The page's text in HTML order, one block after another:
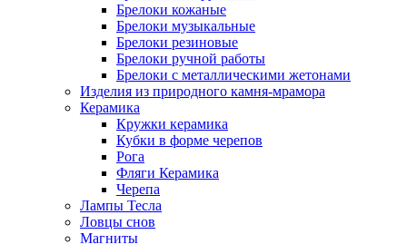
Брелоки кожаные
Брелоки музыкальные
Брелоки резиновые
Брелоки ручной работы
Брелоки с металлическими жетонами
Изделия из природного камня-мрамора
Керамика
Кружки керамика
Кубки в форме черепов
Рога
Фляги Керамика
Черепа
Лампы Тесла
Ловцы снов
Магниты